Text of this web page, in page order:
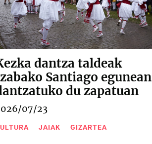
dantza taldeak
Santiago egunean
du zapatuan
07/23
JAIAK GIZARTEA